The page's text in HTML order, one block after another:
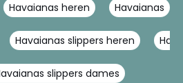
Havaianas heren Havaianas
Havaianas slippers heren
slippers dames